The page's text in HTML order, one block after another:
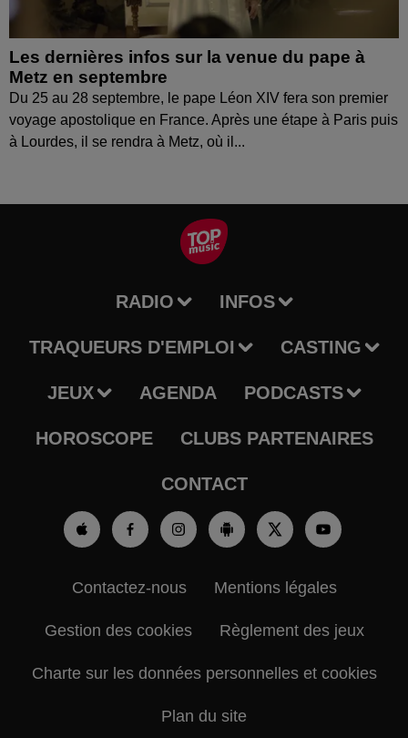
Les dernières infos sur la venue du pape à
Metz en septembre
Du 25 au 28 septembre, le pape Léon XIV fera son premier
voyage apostolique en France. Après une étape à Paris puis
à Lourdes, il se rendra à Metz, où il...
RADIO INFOS
TRAQUEURS D'EMPLOI CASTING
JEUX AGENDA PODCASTS
HOROSCOPE CLUBS PARTENAIRES
CONTACT
Contactez-nous Mentions légales
Gestion des cookies Règlement des jeux
Charte sur les données personnelles et cookies
Plan du site